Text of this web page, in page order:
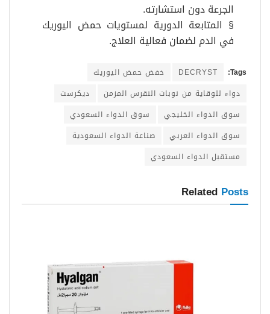
الجرعة دون استشارته.
§ المتابعة الدورية لمستويات حمض اليوريك
في الدم لضمان فعالية العلاج.
Tags:
DECRYST
خفض حمض اليوريك
دواء للوقاية من نوبات النقرس المزمن
ديكرست
سوق الدواء الخليجي
سوق الدواء السعودي
سوق الدواء العربي
صناعة الدواء السعودية
مستقبل الدواء السعودي
Related Posts